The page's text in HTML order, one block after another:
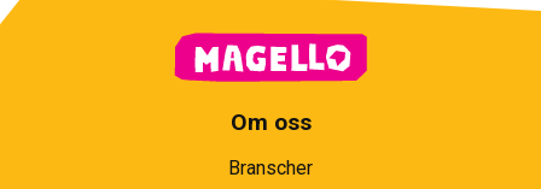
Om oss
Branscher